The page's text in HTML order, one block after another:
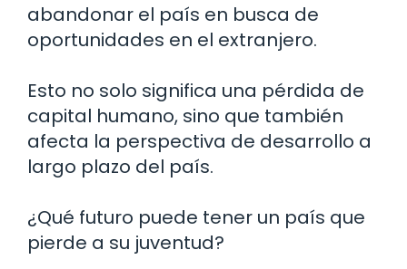
abandonar el país en busca de
oportunidades en el extranjero.
Esto no solo significa una pérdida de
capital humano, sino que también
afecta la perspectiva de desarrollo a
largo plazo del país.
¿Qué futuro puede tener un país que
pierde a su juventud?